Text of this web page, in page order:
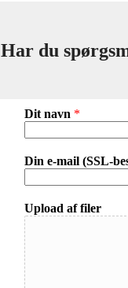
Har du
Dit navn *
Din e-mail (SSL-
Upload af filer